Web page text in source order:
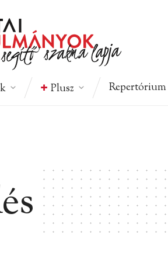
Plusz Repertórium